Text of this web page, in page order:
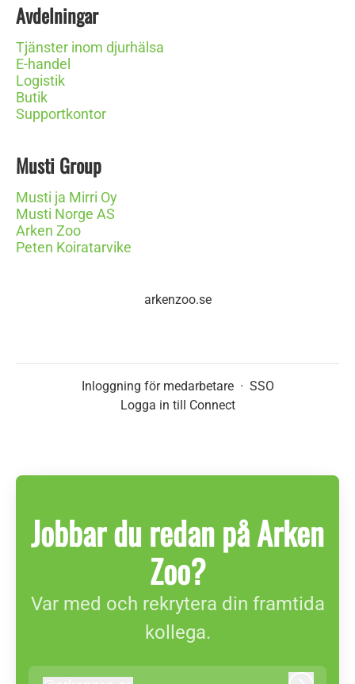
Avdelningar
Tjänster inom djurhälsa
E-handel
Logistik
Butik
Supportkontor
Musti Group
Musti ja Mirri Oy
Musti Norge AS
Arken Zoo
Peten Koiratarvike
arkenzoo.se
Inloggning för medarbetare · SSO
Logga in till Connect
Jobbar du redan på Arken
Zoo?
Var med och rekrytera din framtida
kollega.